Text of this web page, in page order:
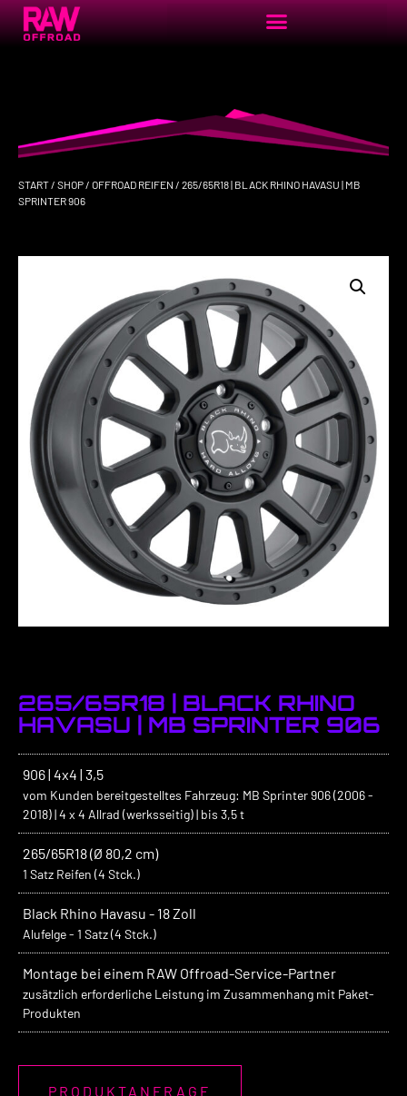
START / SHOP / OFFROAD REIFEN / 265/65R18 | BLACK RHINO HAVASU | MB
SPRINTER 906
265/65R18 | BLACK RHINO
HAVASU | MB SPRINTER 906
906 | 4x4 | 3,5
vom Kunden bereitgestelltes Fahrzeug: MB Sprinter 906 (2006 -
2018) | 4 x 4 Allrad (werksseitig) | bis 3,5 t
265/65R18 (Ø 80,2 cm)
1 Satz Reifen (4 Stck.)
Black Rhino Havasu - 18 Zoll
Alufelge - 1 Satz (4 Stck.)
Montage bei einem RAW Offroad-Service-Partner
zusätzlich erforderliche Leistung im Zusammenhang mit Paket-
Produkten
PRODUKTANFRAGE